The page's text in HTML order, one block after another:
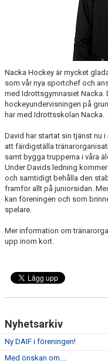
ÖVERGÅNGAR OCH PROVSPEL
ISTIDER
NYHETER - ARKIV
MEDLEMSHOCKEY
SCHEMA NACKA SKILLS 2026
SCHEMA HOCKEY IQ-CAMP
Nacka Hockey är mycket
som vår nya sportchef och
med Idrottsgymnasiet Nacka.
hockeyundervisningen på
har med Idrottsskolan Nacka.
David har startat sin tjänst nu
att färdigställa
samt bygga trupperna i våra
Under Davids ledning
och samtidigt behålla den
framför allt på juniorsidan.
kan föreningen och som
spelare.
Mer information om
upp inom kort.
Nyhetsarkiv
Ny DAIF i föreningen!
Med önskan om....